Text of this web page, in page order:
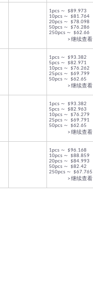
1pcs ～ $89.973
10pcs ～ $81.764
20pcs ～ $78.098
50pcs ～ $76.286
250pcs ～ $62.66
> 继续查看
1pcs ～ $93.382
5pcs ～ $82.971
10pcs ～ $76.262
25pcs ～ $69.799
50pcs ～ $62.65
> 继续查看
1pcs ～ $93.382
5pcs ～ $82.963
10pcs ～ $76.279
25pcs ～ $69.791
50pcs ～ $62.65
> 继续查看
1pcs ～ $96.168
10pcs ～ $88.859
20pcs ～ $84.993
50pcs ～ $82.42
250pcs ～ $67.765
> 继续查看